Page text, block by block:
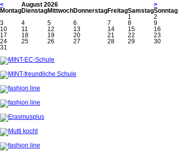
< August 2026
>
MontagDienstagMittwochDonnerstagFreitagSamstagSonntag
1
2
3
4 5 6 7 8
9
10
11 12 13 14 15
16
17
18 19 20 21 22
23
24
25 26 27 28 29
30
31